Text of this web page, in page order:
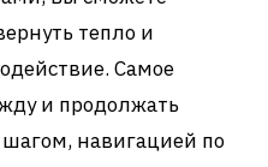
тепло и
Самое
и продолжать
навигацией по